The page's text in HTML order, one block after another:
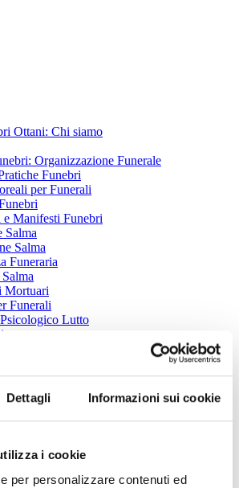
Dettagli Informazioni sui cookie
i cookie
per personalizzare contenuti ed
Ottani: Chi siamo
Organizzazione Funerale
Funebri
per Funerali
Manifesti Funebri
Salma
Salma
Funeraria
Mortuari
Funerali
Lutto
tombali e Monumenti Funerari
Funebre
Ottani